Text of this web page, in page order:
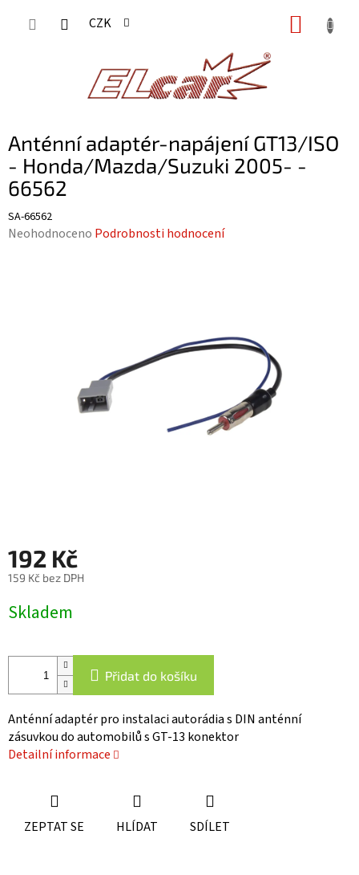
CZK
Anténní adaptér-napájení GT13/ISO
- Honda/Mazda/Suzuki 2005- -
66562
SA-66562
Průměrné
Neohodnoceno Podrobnosti hodnocení
192 Kč
159 Kč bez DPH
cena:
Skladem
Přidat do košíku
Anténní adaptér pro instalaci autorádia s DIN anténní
zásuvkou do automobilů s GT-13 konektor
Detailní informace
ZEPTAT SE HLÍDAT SDÍLET